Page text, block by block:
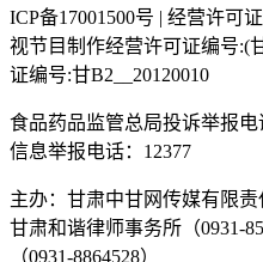
ICP备17001500号 | 经营许可
视节目制作经营许可证编号:(
证编号:甘B2__20120010
食品药品监管总局投诉举报电
信息举报电话：12377
主办：甘肃中甘网传媒有限责
甘肃和谐律师事务所（0931-
（0931-8864528）